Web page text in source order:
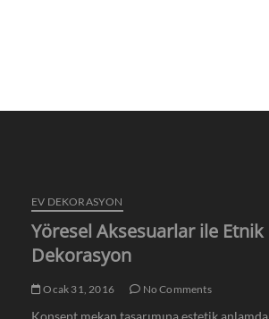
EV DEKORASYON
Yöresel Aksesuarlar ile Etnik
Dekorasyon
Ocak 31, 2016 No Comments